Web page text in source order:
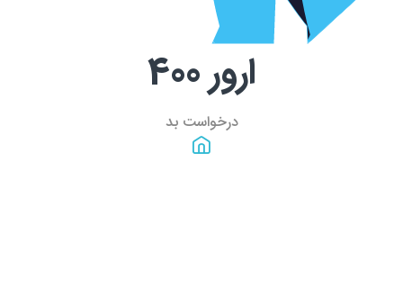
ارور400
درخواست بد